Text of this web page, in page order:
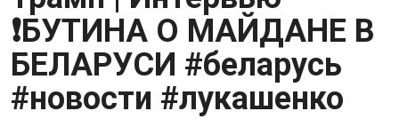
❗️БУТИНА О МАЙДАНЕ В
БЕЛАРУСИ #беларусь
#новости #лукашенко